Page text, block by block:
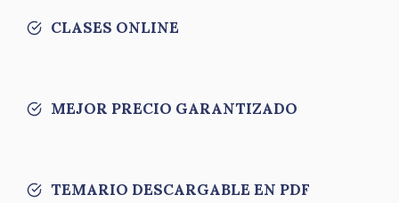
CLASES ONLINE
MEJOR PRECIO GARANTIZADO
TEMARIO DESCARGABLE EN PDF